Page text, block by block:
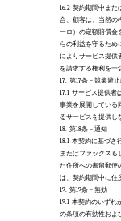
16.2 契約期間中また
合、顧客は、当然の
ーロ）の定額賠償金
らの利益を守るため
によりサービス提供
を請求する権利を一
17. 第17条 – 競業避
17.1 サービス提供者
事業を展開している
るサービスを提供し
18. 第18条 – 通知
18.1 本契約に基づき
またはファックスも
た住所への書留郵便
は、契約期間中に住
19. 第19条 – 無効
19.1 本契約のいずれ
の条項の有効性およ